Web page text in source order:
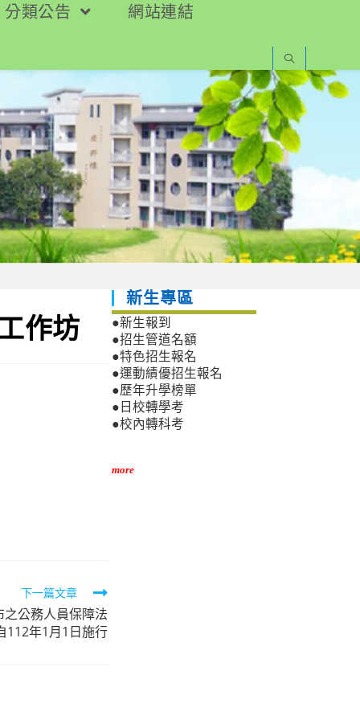
分類公告 網站連結
作坊
下一篇文章
公務人員保障法
112年1月1日施行
新生專區
●新生報到
●招生管道名額
●特色招生報名
●運動績優招生報名
●歷年升學榜單
●日校轉學考
●校內轉科考
more